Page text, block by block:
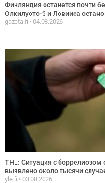
Финляндия останется почти
Олкилуото-3 и Ловииса
gazeta.fi 04.08.2026
THL: Ситуация с боррелиозом
выявлено около тысячи
yle.fi 03.08.2026